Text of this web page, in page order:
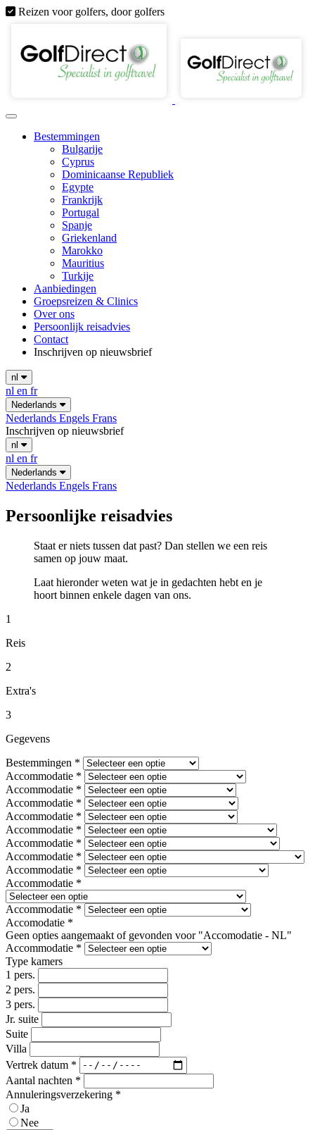
Reizen voor golfers, door golfers
Bestemmingen
Bulgarije
Cyprus
Dominicaanse Republiek
Egypte
Frankrijk
Portugal
Spanje
Griekenland
Marokko
Mauritius
Turkije
Aanbiedingen
Groepsreizen & Clinics
Over ons
Persoonlijk reisadvies
Contact
Inschrijven op nieuwsbrief
nl
nl en fr
Nederlands
Nederlands Engels Frans
Inschrijven op nieuwsbrief
nl
nl en fr
Nederlands
Nederlands Engels Frans
Persoonlijke reisadvies
Staat er niets tussen dat past? Dan stellen we een reis
samen op jouw maat.
Laat hieronder weten wat je in gedachten hebt en je
hoort binnen enkele dagen van ons.
1
Reis
2
Extra's
3
Gegevens
Bestemmingen *
Accommodatie *
Accommodatie *
Accommodatie *
Accommodatie *
Accommodatie *
Accommodatie *
Accommodatie *
Accommodatie *
Accommodatie *
Accommodatie *
Accomodatie *
Geen opties aangemaakt of gevonden voor "Accomodatie - NL"
Accommodatie *
Type kamers
1 pers.
2 pers.
3 pers.
Jr. suite
Suite
Villa
Vertrek datum *
Aantal nachten *
Annuleringsverzekering *
Ja
Nee